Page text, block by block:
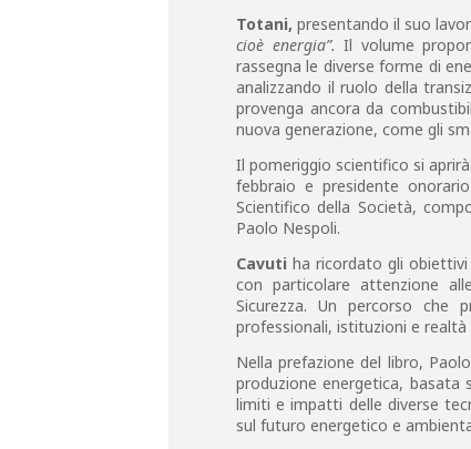
Totani, presentando il suo
cioè energia”. Il volume
rassegna le diverse forme di
analizzando il ruolo della
provenga ancora da
nuova generazione, come gli
Il pomeriggio scientifico si
febbraio e presidente
Scientifico della Società,
Paolo Nespoli.
Cavuti ha ricordato gli
con particolare attenzione
Sicurezza. Un percorso che
professionali, istituzioni e
Nella prefazione del libro,
produzione energetica,
limiti e impatti delle diverse
sul futuro energetico e